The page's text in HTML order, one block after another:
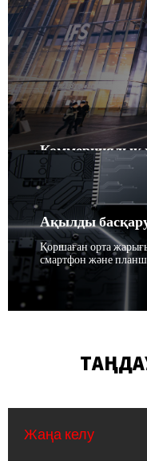
IC дәрежесі бар,
төмен профильді
орнатуға мүмкіндік
Коммерциялық
Жоғары шығыс
техникалық қызмет
Ақылды
Қоршаған орта
смартфон және
Жаңа келу